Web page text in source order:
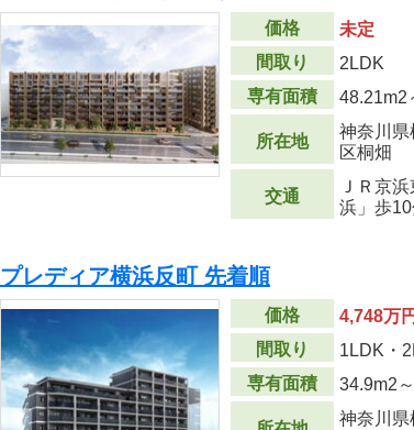
価格
未定
間取り
2LDK
専有面積
48.21m2
所在地
神奈川県
区桐畑
交通
ＪＲ京
浜」歩10
プレディア横浜反町 先着順
価格
4,748万
間取り
1LDK・
専有面積
34.9m2
神奈川県